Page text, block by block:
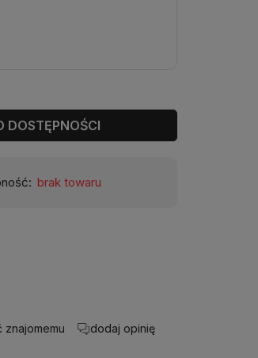
DOSTĘPNOŚCI
brak towaru
znajomemu dodaj opinię